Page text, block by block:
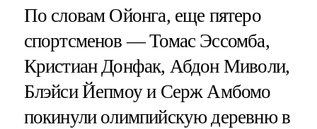
По словам Ойонга, еще пятеро
спортсменов — Томас Эссомба,
Кристиан Донфак, Абдон Миволи,
Блэйси Йепмоу и Серж Амбомо
покинули олимпийскую деревню в